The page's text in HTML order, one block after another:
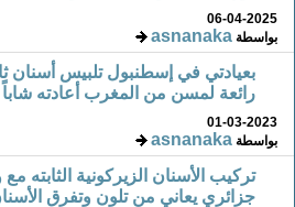
06-04-2025
بواسطةasnanaka
بعيادتي في إسطنبول تلبيس أسنان
رائعة لمسن من المغرب أعادته شاباً
01-03-2023
بواسطةasnanaka
تركيب الأسنان الزيركونية الثابته
جزائري يعاني من تلون وتفرق